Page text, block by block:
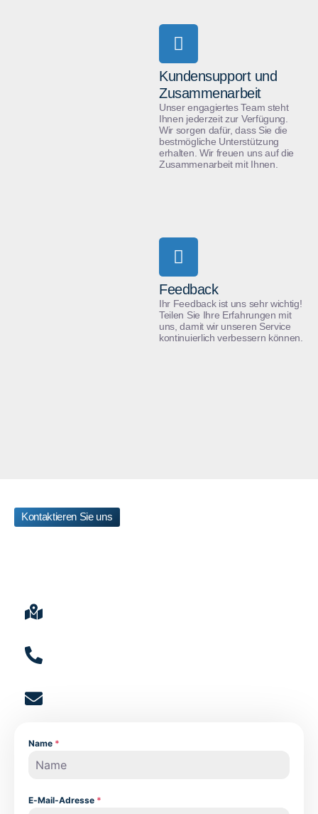
Kundensupport und
Zusammenarbeit
Unser engagiertes Team steht
Ihnen jederzeit zur Verfügung.
Wir sorgen dafür, dass Sie die
bestmögliche Unterstützung
erhalten. Wir freuen uns auf die
Zusammenarbeit mit Ihnen.
Feedback
Ihr Feedback ist uns sehr wichtig!
Teilen Sie Ihre Erfahrungen mit
uns, damit wir unseren Service
kontinuierlich verbessern können.
Kontaktieren Sie uns
Name *
E-Mail-Adresse *